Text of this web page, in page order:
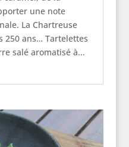
une note
La Chartreuse
250 ans… Tartelettes
salé aromatisé à...